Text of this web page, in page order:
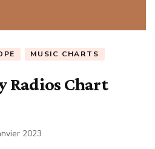
MUSIC CHARTS
Radios Chart
2023